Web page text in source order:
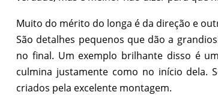
Muito do mérito do longa é da direção e
São detalhes pequenos que dão a
no final. Um exemplo brilhante disso é
culmina justamente como no início dela.
criados pela excelente montagem.